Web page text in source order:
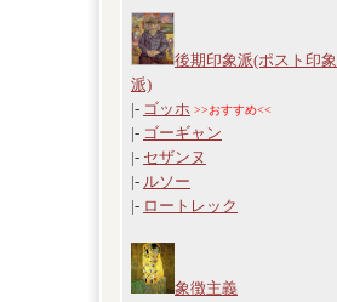
後期印象派(ポスト印象
派)
|- ゴッホ >>おすすめ<<
|- ゴーギャン
|- セザンヌ
|- ルソー
|- ロートレック
象徴主義